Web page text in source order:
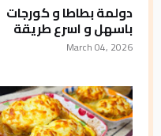
دولمة بطاطا و كورجات
باسهل و اسرع طريقة
March 04, 2026